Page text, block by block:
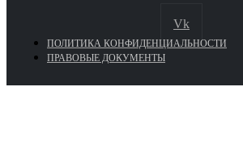
Vk
ПОЛИТИКА КОНФИДЕНЦИАЛЬНОСТИ
ПРАВОВЫЕ ДОКУМЕНТЫ